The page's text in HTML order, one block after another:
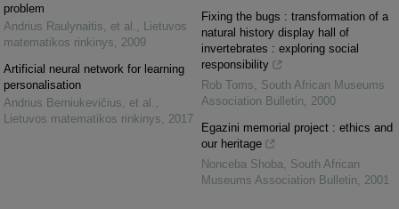
problem
Andrius Raulynaitis, et al.
Lietuvos
matematikos rinkinys
2009
Artificial neural network for learning
personalisation
Andrius Berniukevičius, et al.
Lietuvos matematikos rinkinys
2017
Fixing the bugs : transformation of a
natural history display hall of
invertebrates : exploring social
responsibility
Rob Toms
South African Museums
Association Bulletin
2000
Egazini memorial project : ethics and
our heritage
Nonceba Shoba
South African
Museums Association Bulletin
2001